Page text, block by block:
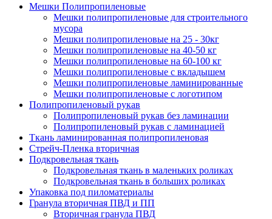
Мешки Полипропиленовые
Мешки полипропиленовые для строительного
мусора
Мешки полипропиленовые на 25 - 30кг
Мешки полипропиленовые на 40-50 кг
Мешки полипропиленовые на 60-100 кг
Мешки полипропиленовые с вкладышем
Мешки полипропиленовые ламинированные
Мешки полипропиленовые с логотипом
Полипропиленовый рукав
Полипропиленовый рукав без ламинации
Полипропиленовый рукав с ламинацией
Ткань ламинированная полипропиленовая
Стрейч-Пленка вторичная
Подкровельная ткань
Подкровельная ткань в маленьких роликах
Подкровельная ткань в больших роликах
Упаковка под пиломатериалы
Гранула вторичная ПВД и ПП
Вторичная гранула ПВД